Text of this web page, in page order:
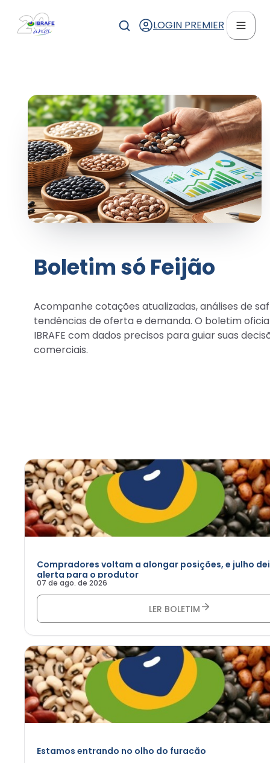
LOGIN PREMIER
Boletim só Feijão
Acompanhe cotações atualizadas, análises de
tendências de oferta e demanda. O boletim
IBRAFE com dados precisos para guiar suas
comerciais.
Compradores voltam a alongar posições, e julho
alerta para o produtor
07 de ago. de 2026
LER BOLETIM
Estamos entrando no olho do furacão